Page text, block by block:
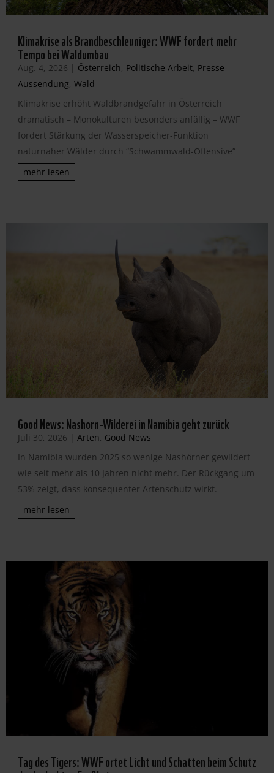
Klimakrise als Brandbeschleuniger: WWF fordert mehr
Tempo bei Waldumbau
Aug. 4, 2026 | Österreich, Politische Arbeit, Presse-
Aussendung, Wald
Klimakrise erhöht Waldbrandgefahr in Österreich
dramatisch – Monokulturen besonders anfällig – WWF
fordert Stärkung der Wasserspeicher-Funktion
naturnaher Wälder durch “Schwammwald-Offensive”
mehr lesen
Good News: Nashorn-Wilderei in Namibia geht zurück
Juli 30, 2026 | Arten, Good News
In Namibia wurden 2025 so wenige Nashörner gewildert
wie seit mehr als 10 Jahren nicht mehr. Der Rückgang um
53% zeigt, dass konsequenter Artenschutz wirkt.
mehr lesen
Tag des Tigers: WWF ortet Licht und Schatten beim Schutz